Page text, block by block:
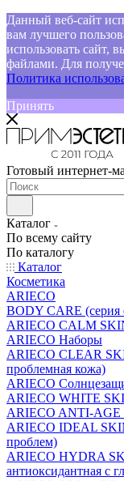
Данный веб-сайт
вам лучшего
использовать сайт,
файлами. Для
Политика
Принять
Готовый интернет-
Каталог
По всему сайту
По каталогу
Каталог
Косметика
ARIECO
BODY CARE (серия
ARIECO CALM
ARIECO Наборы
ARIECO CLEAR
проблемная кожа)
ARIECO
ARIECO WHITE
ARIECO ANTI-AGE
ARIECO IDEAL
проблем)
ARIECO HYDRA
антиоксидантная с